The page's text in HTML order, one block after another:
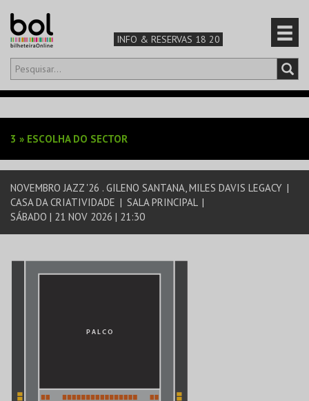
INFO & RESERVAS 18 20
Olá,iniciar sessão
TEATRO & ARTE
MÚSICA & FESTIVAIS
FAMÍLIA
DESPORTO & AVENTURA
3 » ESCOLHA DO SECTOR
NOVEMBRO JAZZ '26 . GILENO SANTANA, MILES DAVIS LEGACY |
CASA DA CRIATIVIDADE | SALA PRINCIPAL |
SÁBADO | 21 NOV 2026 | 21:30